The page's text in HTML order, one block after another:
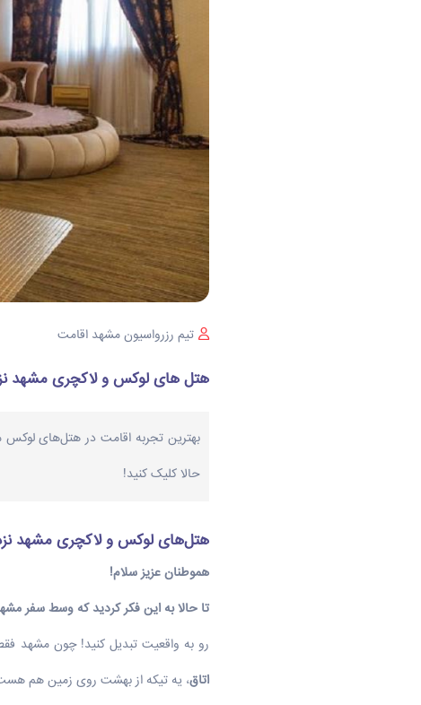
تیم رزرواسیون مشهد اقامت
هتل های لوکس و لاکچری مشهد
بهترین تجربه اقامت در هتل‌های لوکس
حالا کلیک کنید!
هتل‌های لوکس و لاکچری مشهد
هموطنان عزیز سلام!
تا حالا به این فکر کردید که وسط سفر
رو به واقعیت تبدیل کنید! چون مشهد
اتاق، یه تیکه از بهشت روی زمین هم